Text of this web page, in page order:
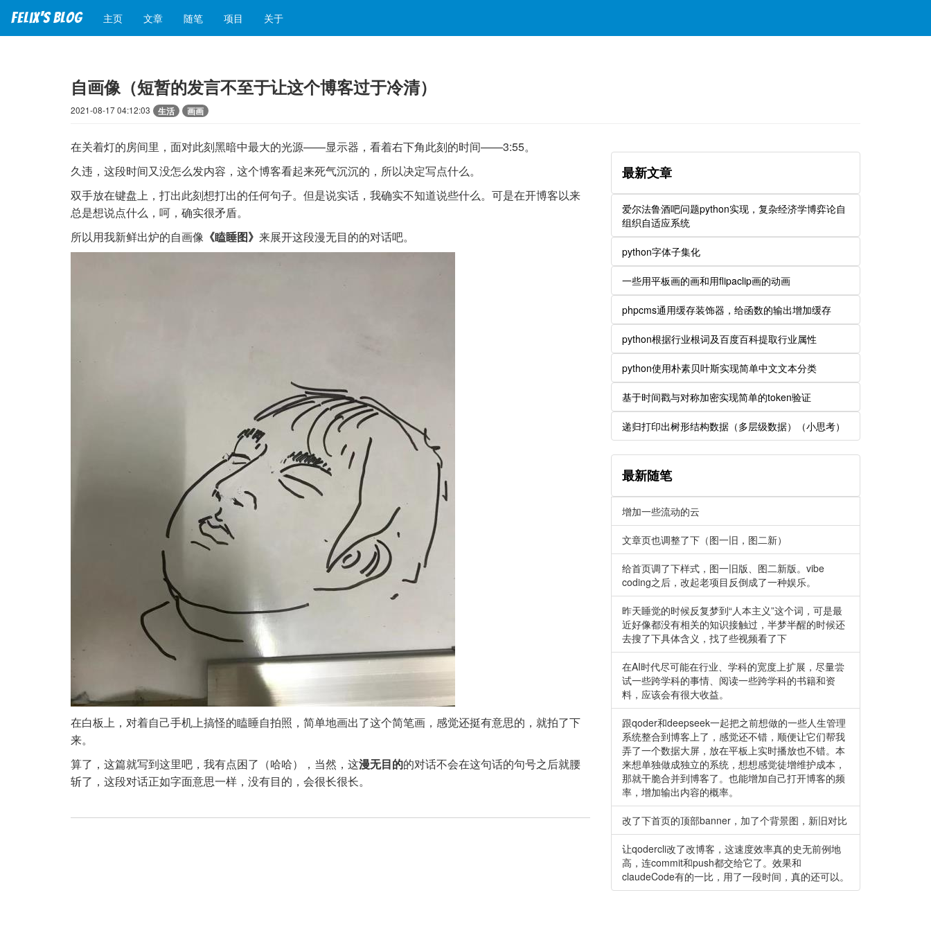
Felix's blog 主页 文章 随笔 项目 关于
自画像（短暂的发言不至于让这个博客过于冷清）
2021-08-17 04:12:03 生活 画画
在关着灯的房间里，面对此刻黑暗中最大的光源——显示器，看着右下角此刻的时间——3:55。
久违，这段时间又没怎么发内容，这个博客看起来死气沉沉的，所以决定写点什么。
双手放在键盘上，打出此刻想打出的任何句子。但是说实话，我确实不知道说些什么。可是在开博客以来
总是想说点什么，呵，确实很矛盾。
所以用我新鲜出炉的自画像 《瞌睡图》 来展开这段漫无目的的对话吧。
在白板上，对着自己手机上搞怪的瞌睡自拍照，简单地画出了这个简笔画，感觉还挺有意思的，就拍了下
来。
算了，这篇就写到这里吧，我有点困了（哈哈），当然，这漫无目的的对话不会在这句话的句号之后就腰
斩了，这段对话正如字面意思一样，没有目的，会很长很长。
最新文章
爱尔法鲁酒吧问题python实现，复杂经济学博弈论自
组织自适应系统
python字体子集化
一些用平板画的画和用flipaclip画的动画
phpcms通用缓存装饰器，给函数的输出增加缓存
python根据行业根词及百度百科提取行业属性
python使用朴素贝叶斯实现简单中文文本分类
基于时间戳与对称加密实现简单的token验证
递归打印出树形结构数据（多层级数据）（小思考）
最新随笔
增加一些流动的云
文章页也调整了下（图一旧，图二新）
给首页调了下样式，图一旧版、图二新版。vibe
coding之后，改起老项目反倒成了一种娱乐。
昨天睡觉的时候反复梦到“人本主义”这个词，可是最
近好像都没有相关的知识接触过，半梦半醒的时候还
去搜了下具体含义，找了些视频看了下
在AI时代尽可能在行业、学科的宽度上扩展，尽量尝
试一些跨学科的事情、阅读一些跨学科的书籍和资
料，应该会有很大收益。
跟qoder和deepseek一起把之前想做的一些人生管理
系统整合到博客上了，感觉还不错，顺便让它们帮我
弄了一个数据大屏，放在平板上实时播放也不错。本
来想单独做成独立的系统，想想感觉徒增维护成本，
那就干脆合并到博客了。也能增加自己打开博客的频
率，增加输出内容的概率。
改了下首页的顶部banner，加了个背景图，新旧对比
让qodercli改了改博客，这速度效率真的史无前例地
高，连commit和push都交给它了。效果和
claudeCode有的一比，用了一段时间，真的还可以。